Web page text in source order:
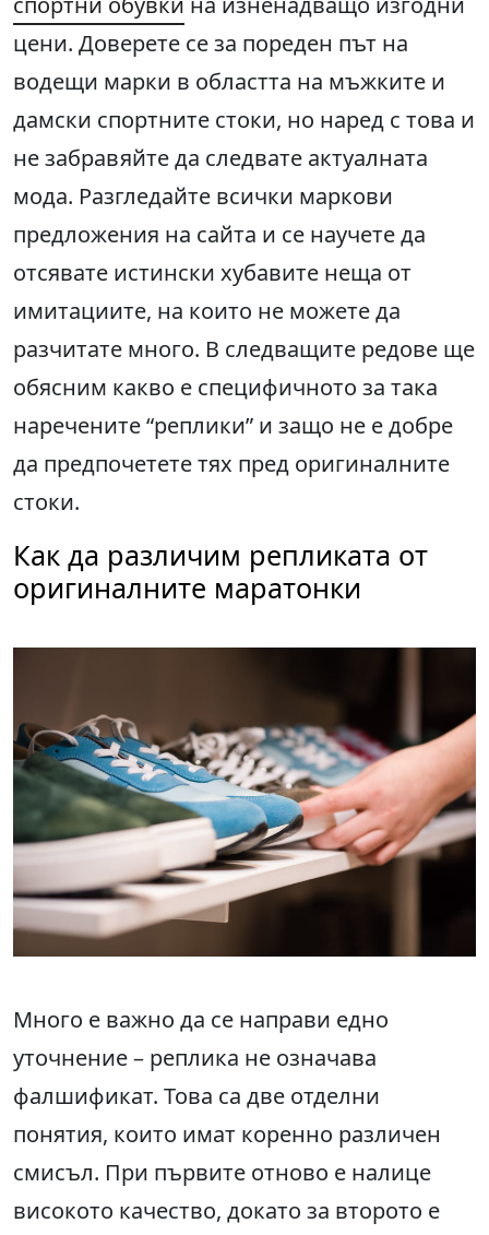
цени. Доверете се за пореден път на
водещи марки в областта на мъжките и
дамски спортните стоки, но наред с това и
не забравяйте да следвате актуалната
мода. Разгледайте всички маркови
предложения на сайта и се научете да
отсявате истински хубавите неща от
имитациите, на които не можете да
разчитате много. В следващите редове ще
обясним какво е специфичното за така
наречените “реплики” и защо не е добре
да предпочетете тях пред оригиналните
стоки.
Как да различим репликата от
оригиналните маратонки
Много е важно да се направи едно
уточнение – реплика не означава
фалшификат. Това са две отделни
понятия, които имат коренно различен
смисъл. При първите отново е налице
високото качество, докато за второто е